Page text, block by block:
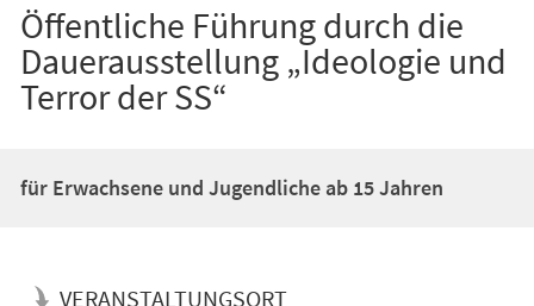
Öffentliche Führung durch die
Dauerausstellung „Ideologie und
Terror der SS“
für Erwachsene und Jugendliche ab 15 Jahren
VERANSTALTUNGSORT